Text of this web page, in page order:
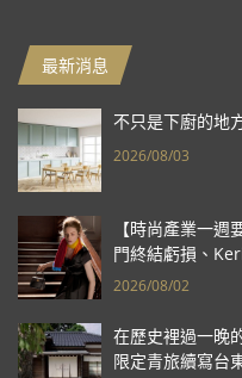
最新消息
不只是下廚的地
2026/08/03
【時尚產業一
門終結虧損、
報亮眼
2026/08/02
在歷史裡過一晚
限定青旅續寫台